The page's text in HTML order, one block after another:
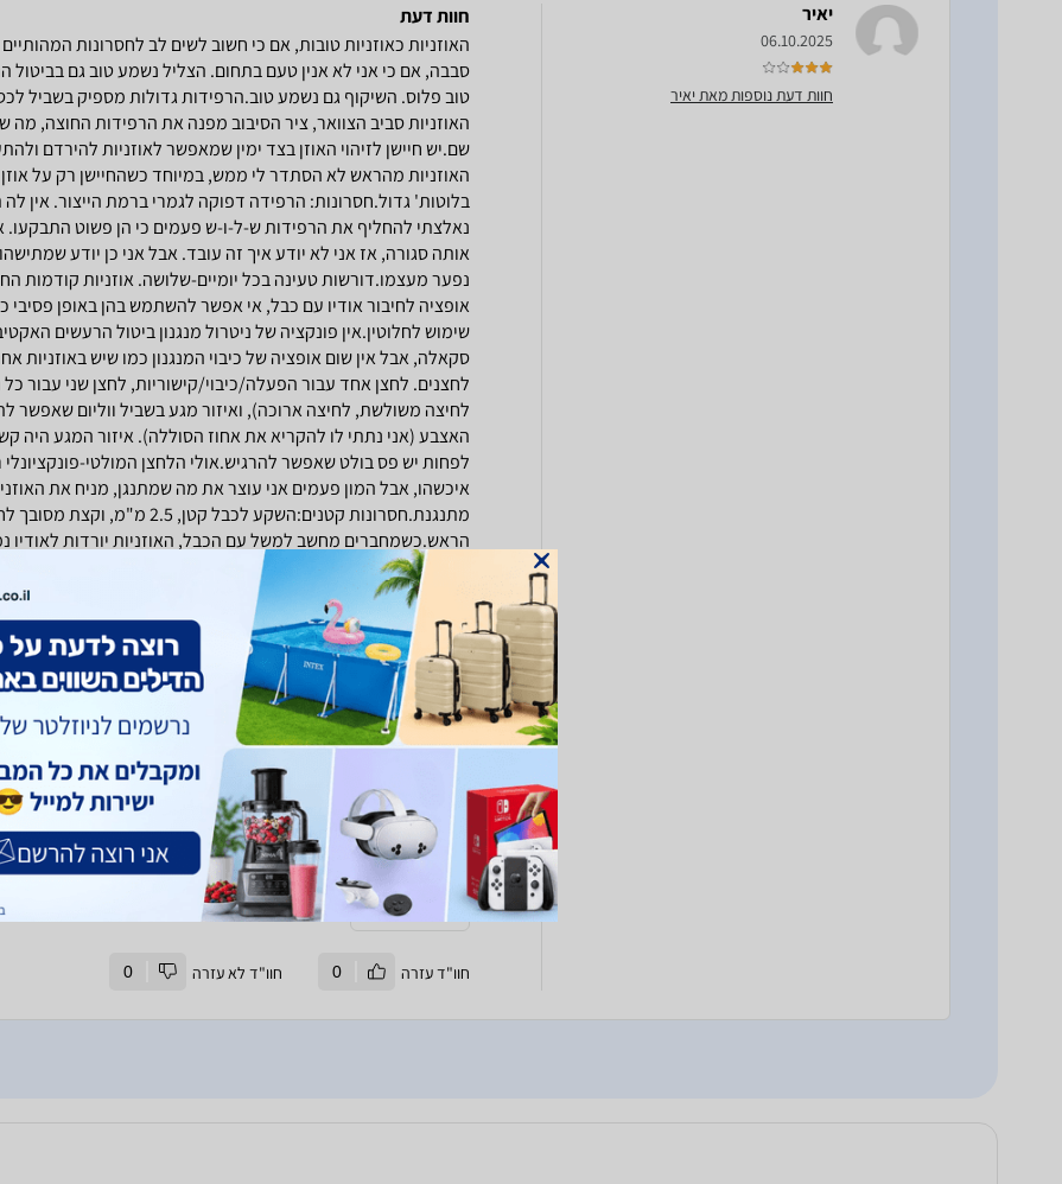
יאיר
06.10.2025
חוות דעת נוספות מאת יאיר
חוות דעת
האוזניות כאוזניות טובות, אם כי חשוב לשים לב לחסרונות
סבבה, אם כי אני לא אנין טעם בתחום. הצליל נשמע טוב גם בביטול
טוב פלוס. השיקוף גם נשמע טוב.הרפידות גדולות מספיק בשביל
האוזניות סביב הצוואר, ציר הסיבוב מפנה את הרפידות החוצה,
שם.יש חיישן לזיהוי האוזן בצד ימין שמאפשר לאוזניות להירדם
האוזניות מהראש לא הסתדר לי ממש, במיוחד כשהחיישן רק על אוזן
בלוטות' גדול.חסרונות: הרפידה דפוקה לגמרי ברמת הייצור. אין
נאלצתי להחליף את הרפידות ש-ל-ו-ש פעמים כי הן פשוט
אותה סגורה, אז אני לא יודע איך זה עובד. אבל אני כן יודע
נפער מעצמו.דורשות טעינה בכל יומיים-שלושה. אוזניות קודמות
אופציה לחיבור אודיו עם כבל, אי אפשר להשתמש בהן באופן פסיבי
שימוש לחלוטין.אין פונקציה של ניטרול מנגנון ביטול הרעשים
סקאלה, אבל אין שום אופציה של כיבוי המנגנון כמו שיש
לחצנים. לחצן אחד עבור הפעלה/כיבוי/קישוריות, לחצן שני עבור
לחיצה משולשת, לחיצה ארוכה), ואיזור מגע בשביל ווליום שאפשר
האצבע (אני נתתי לו להקריא את אחוז הסוללה). איזור המגע היה
לפחות יש פס בולט שאפשר להרגיש.אולי הלחצן המולטי-
איכשהו, אבל המון פעמים אני עוצר את מה שמתנגן, מניח את
מתנגנת.חסרונות קטנים:השקע
הראש.כשמחברים מחשב למשל עם הכבל, האוזניות יורדות לאודיו
שלהן למקסימום בשביל לשמוע את מקור האודיו כמו שצריך.
עם כל הפאקים, האוזניות נוחות, משתיקות את העולם ונשמעות
זמן שימוש במוצר:כשנה
איכות הצליל, נוחות על האוזניים, נוחות הלחצנים
איכות הבאסים, גודל וניידות
זמן סוללה
תמונת המוצר
חוו"ד עזרה 0 חוו"ד לא עזרה 0